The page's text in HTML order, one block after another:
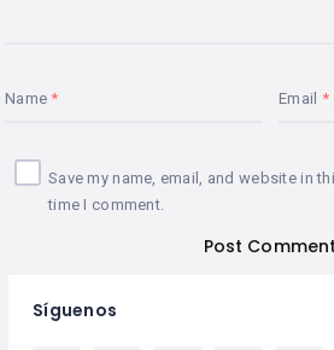
Name Email
Save my name, email, and website in
time I comment.
Síguenos